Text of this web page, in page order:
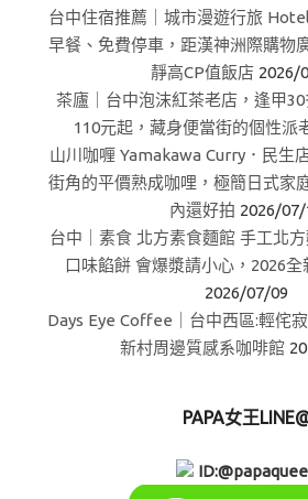
台中住宿推薦｜城市漫遊行旅
早餐、免費停車，距漢神洲際購物
靜高CP值飯店 2026/
茶廬｜台中泡沫紅茶老店，逢甲
110元起，藏身便當街的個性派
山川咖喱 Yamakawa Curry．民生
街角的平價熟成咖哩，極簡日式家
內還好拍 2026/07/
台中｜素食 北方素食麵館 手工北
口味餡餅 會爆漿請小心，2026
2026/07/09
Days Eye Coffee｜台中西區:輕侘
新村周邊質感系咖啡館
PAPA女王